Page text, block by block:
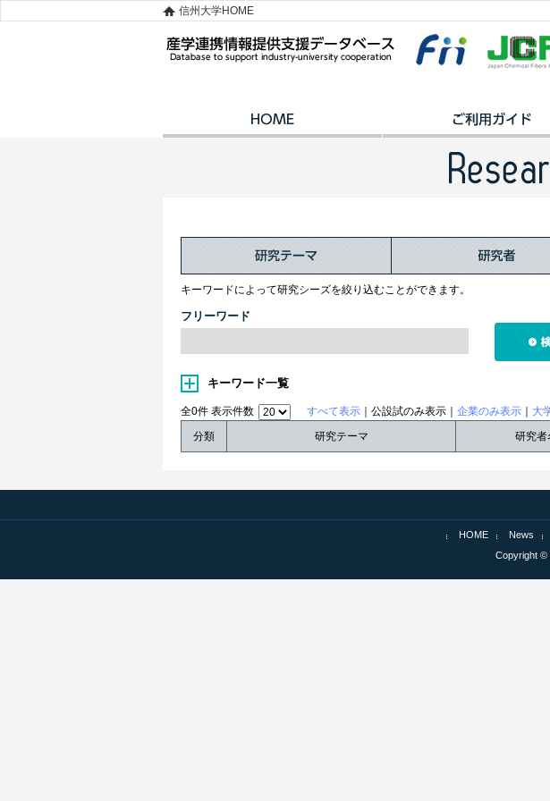
信州大学HOME
キーワードによって研究シーズを絞り込むことができます。
フリーワード
キーワード一覧
全0件 表示件数 すべて表示 ｜公設試のみ表示｜ 企業のみ表示
大
分類
研究テーマ 研究者
HOME News
Copyright ©